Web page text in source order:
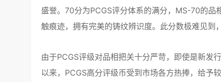
盛誉。70分为PCGS评分体系的满分，MS-70的
触痕迹，拥有完美的铸纹辨识度。此分数极难见到
由于PCGS评级对品相把关十分严苛，即使是新发
以来，PCGS高分评级币受到市场各方热捧，给予